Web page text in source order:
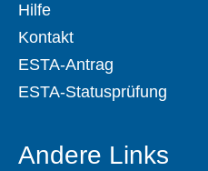
Hilfe
Kontakt
ESTA-Antrag
ESTA-Statusprüfung
Andere Links